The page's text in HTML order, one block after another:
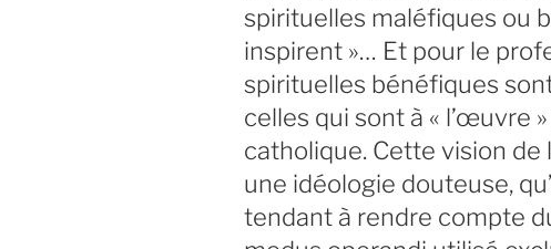
spirituelles maléfiques ou
inspirent »… Et pour le
spirituelles bénéfiques
celles qui sont à « l’œuvre
catholique. Cette vision de
une idéologie douteuse,
tendant à rendre compte